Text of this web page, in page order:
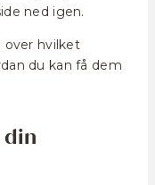
ned igen.
hvilket
du kan få dem
din